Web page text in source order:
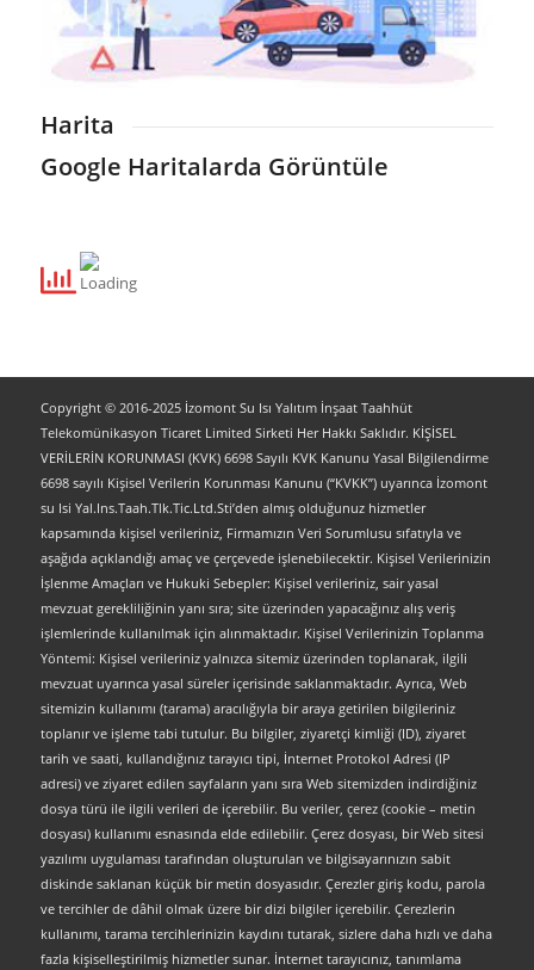
Harita
Google Haritalarda Görüntüle
Copyright © 2016-2025 İzomont Su Isı Yalıtım İnşaat Taahhüt
Telekomünikasyon Ticaret Limited Sirketi Her Hakkı Saklıdır. KİŞİSEL
VERİLERİN KORUNMASI (KVK) 6698 Sayılı KVK Kanunu Yasal Bilgilendirme
6698 sayılı Kişisel Verilerin Korunması Kanunu (“KVKK”) uyarınca İzomont
su Isi Yal.Ins.Taah.Tlk.Tic.Ltd.Sti’den almış olduğunuz hizmetler
kapsamında kişisel verileriniz, Firmamızın Veri Sorumlusu sıfatıyla ve
aşağıda açıklandığı amaç ve çerçevede işlenebilecektir. Kişisel Verilerinizin
İşlenme Amaçları ve Hukuki Sebepler: Kişisel verileriniz, sair yasal
mevzuat gerekliliğinin yanı sıra; site üzerinden yapacağınız alış veriş
işlemlerinde kullanılmak için alınmaktadır. Kişisel Verilerinizin Toplanma
Yöntemi: Kişisel verileriniz yalnızca sitemiz üzerinden toplanarak, ilgili
mevzuat uyarınca yasal süreler içerisinde saklanmaktadır. Ayrıca, Web
sitemizin kullanımı (tarama) aracılığıyla bir araya getirilen bilgileriniz
toplanır ve işleme tabi tutulur. Bu bilgiler, ziyaretçi kimliği (ID), ziyaret
tarih ve saati, kullandığınız tarayıcı tipi, İnternet Protokol Adresi (IP
adresi) ve ziyaret edilen sayfaların yanı sıra Web sitemizden indirdiğiniz
dosya türü ile ilgili verileri de içerebilir. Bu veriler, çerez (cookie – metin
dosyası) kullanımı esnasında elde edilebilir. Çerez dosyası, bir Web sitesi
yazılımı uygulaması tarafından oluşturulan ve bilgisayarınızın sabit
diskinde saklanan küçük bir metin dosyasıdır. Çerezler giriş kodu, parola
ve tercihler de dâhil olmak üzere bir dizi bilgiler içerebilir. Çerezlerin
kullanımı, tarama tercihlerinizin kaydını tutarak, sizlere daha hızlı ve daha
fazla kişiselleştirilmiş hizmetler sunar. İnternet tarayıcınız, tanımlama